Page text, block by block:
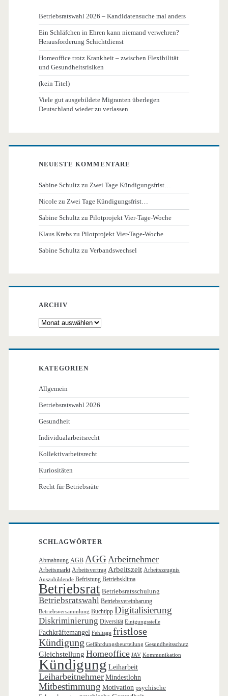
Betriebsratswahl 2026 – Kandidatensuche mal anders
Ein Schläfchen in Ehren kann niemand verwehren?
Herausforderung Schichtdienst
Homeoffice trotz Krankheit – zwischen Flexibilität
und Gesundheitsrisiken
(kein Titel)
Viele gut ausgebildete Migranten überlegen
Deutschland wieder zu verlassen
NEUESTE KOMMENTARE
Sabine Schultz zu Zwei Tage Kündigungsfrist…
Nicole zu Zwei Tage Kündigungsfrist…
Sabine Schultz zuPilotprojekt Vier-Tage-Woche
Klaus Krebs zuPilotprojekt Vier-Tage-Woche
Sabine Schultz zuVerbandswechsel
ARCHIV
Archiv
KATEGORIEN
Allgemein
Betriebsratswahl 2026
Gesundheit
Individualarbeitsrecht
Kollektivarbeitsrecht
Kuriositäten
Recht für Betriebsräte
SCHLAGWÖRTER
Abmahnung AGB AGG Arbeitnehmer
Arbeitsmarkt Arbeitsvertrag Arbeitszeit Arbeitszeugnis
Auszubildende Befristung Betriebsklima
Betriebsrat Betriebsratsschulung
Betriebsratswahl Betriebsvereinbarung
Betriebsversammlung Buchtipp Digitalisierung
Diskriminierung Diversität Einigungsstelle
Fachkräftemangel Fehltage fristlose
Kündigung Gefährdungsbeurteilung Gesundheitsschutz
Gleichstellung Homeoffice JAV Kommunikation
Kündigung Leiharbeit
Leiharbeitnehmer Mindestlohn
Mitbestimmung Motivation psychische